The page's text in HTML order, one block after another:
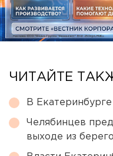
ЧИТАЙТЕ
В
Челябинцев
выходе из